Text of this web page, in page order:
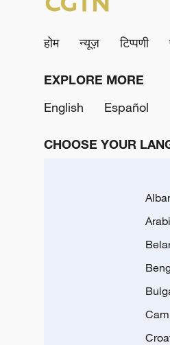
होम न्यूज़ टिप्पणी
EXPLORE MORE
English
Español
CHOOSE YOUR